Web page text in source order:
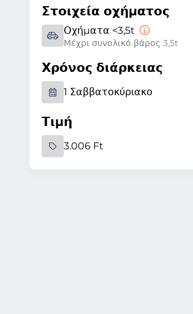
Στοιχεία οχήματος
Οχήματα <3,5t
Μέχρι συνολικό βάρος 3,5t
Χρόνος διάρκειας
1 Σαββατοκύριακο
Τιμή
3.006 Ft